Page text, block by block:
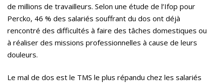
de millions de travailleurs. Selon une étude de l’Ifop pour
Percko, 46 % des salariés souffrant du dos ont déjà
rencontré des difficultés à faire des tâches domestiques ou
à réaliser des missions professionnelles à cause de leurs
douleurs.
Le mal de dos est le TMS le plus répandu chez les salariés